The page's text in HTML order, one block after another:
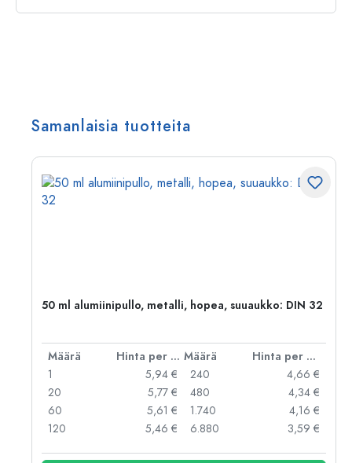
Samanlaisia tuotteita
50 ml alumiinipullo, metalli, hopea, suuaukko: DIN 32
Määrä Hinta per kpl Määrä
Hinta per kpl
1
5,94 €
20
5,77 €
60
5,61 €
120
5,46 €
240
4,66 €
480
4,34 €
1.740
4,16 €
6.880
3,59 €